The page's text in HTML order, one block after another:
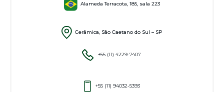
Alameda Terracota, 185, sala 223
Cerâmica, São Caetano do Sul – SP
+55 (11) 4229-7407
+55 (11) 94032-5393